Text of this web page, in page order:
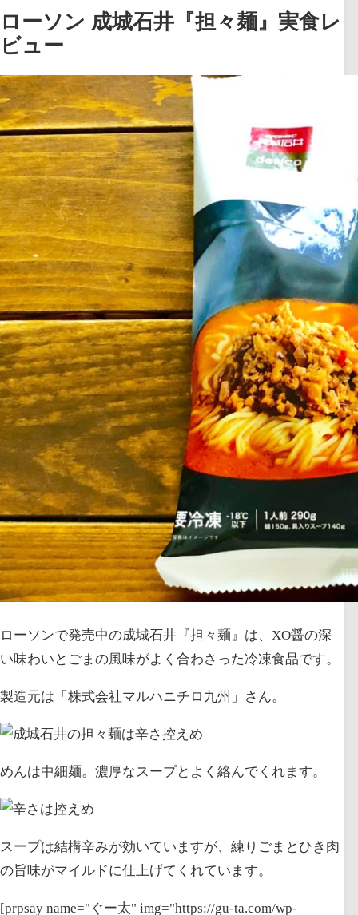
ローソン 成城石井『担々麺』実食レ
ビュー
ローソンで発売中の成城石井『担々麺』は、XO醤の深
い味わいとごまの風味がよく合わさった冷凍食品です。
製造元は「株式会社マルハニチロ九州」さん。
めんは中細麺。濃厚なスープとよく絡んでくれます。
スープは結構辛みが効いていますが、練りごまとひき肉
の旨味がマイルドに仕上げてくれています。
[prpsay name="ぐー太" img="https://gu-ta.com/wp-